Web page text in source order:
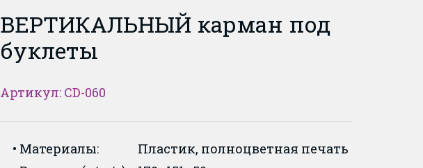
ВЕРТИКАЛЬНЫЙ карман под
буклеты
Артикул: CD-060
Материалы:
Пластик, полноцветная печать